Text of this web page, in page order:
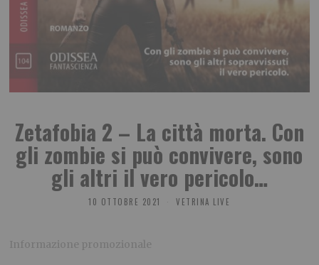
Zetafobia 2 – La città morta. Con
gli zombie si può convivere, sono
gli altri il vero pericolo…
10 OTTOBRE 2021 VETRINA LIVE
Informazione promozionale